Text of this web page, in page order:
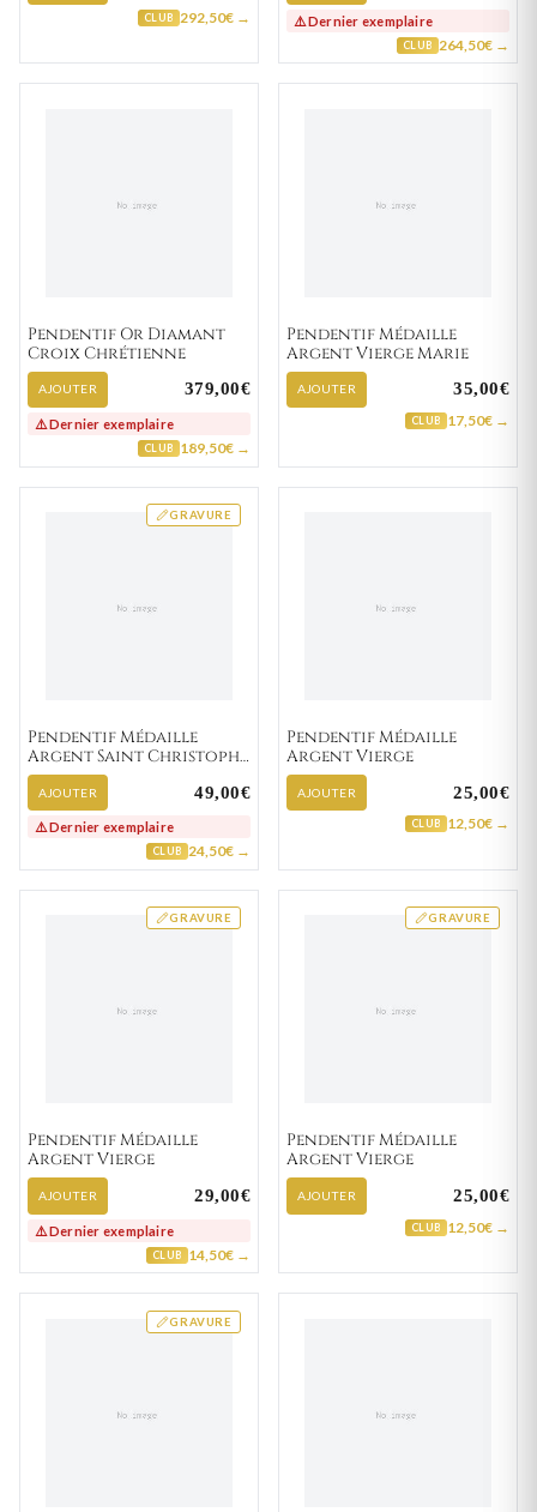
CLUB 292,50€ → ⚠️ Dernier exemplaire
CLUB 264,50€ →
Pendentif Or Diamant
Croix Chrétienne
AJOUTER 379,00€
⚠️ Dernier exemplaire
CLUB 189,50€ →
Pendentif Médaille
Argent Vierge Marie
AJOUTER 35,00€
CLUB 17,50€ →
GRAVURE
Pendentif Médaille
Argent Saint Christophe
portant Jésus
AJOUTER 49,00€
⚠️ Dernier exemplaire
CLUB 24,50€ →
Pendentif Médaille
Argent Vierge
AJOUTER 25,00€
CLUB 12,50€ →
GRAVURE
Pendentif Médaille
Argent Vierge
AJOUTER 29,00€
⚠️ Dernier exemplaire
CLUB 14,50€ →
GRAVURE
Pendentif Médaille
Argent Vierge
AJOUTER 25,00€
CLUB 12,50€ →
GRAVURE